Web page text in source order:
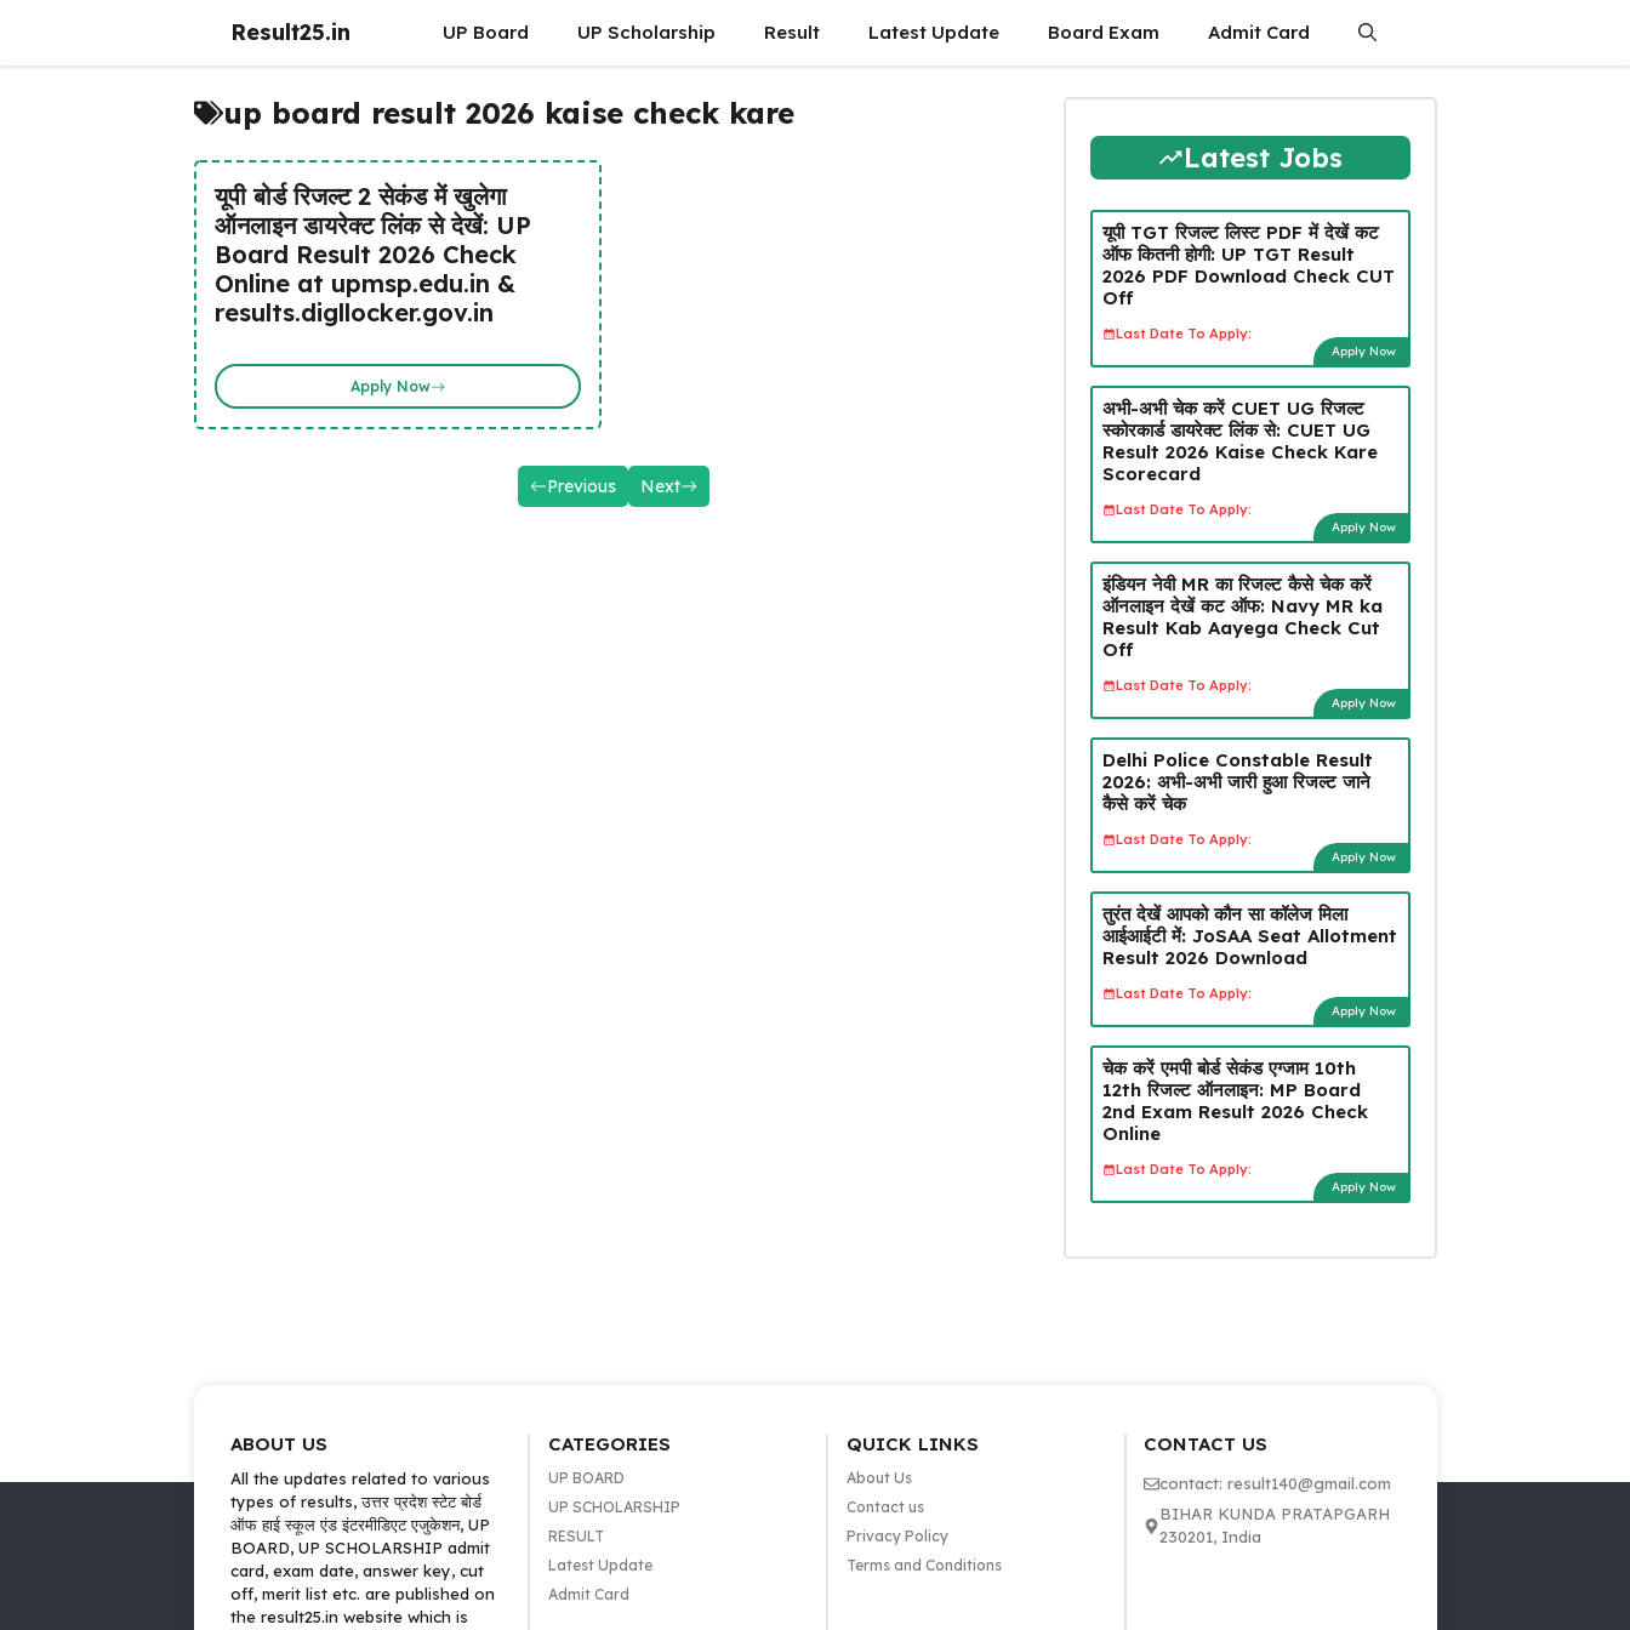
Result25.in UP Board UP Scholarship Result Latest Update Board Exam Admit Card
up board result 2026 kaise check kare
यूपी बोर्ड रिजल्ट 2 सेकंड में खुलेगा
ऑनलाइन डायरेक्ट लिंक से देखें: UP
Board Result 2026 Check
Online at upmsp.edu.in &
results.digllocker.gov.in
Apply Now
Previous Next
Latest Jobs
यूपी TGT रिजल्ट लिस्ट PDF में देखें कट
ऑफ कितनी होगी: UP TGT Result
2026 PDF Download Check CUT
Off
Last Date To Apply:
Apply Now
अभी-अभी चेक करें CUET UG रिजल्ट
स्कोरकार्ड डायरेक्ट लिंक से: CUET UG
Result 2026 Kaise Check Kare
Scorecard
Last Date To Apply:
Apply Now
इंडियन नेवी MR का रिजल्ट कैसे चेक करें
ऑनलाइन देखें कट ऑफ: Navy MR ka
Result Kab Aayega Check Cut
Off
Last Date To Apply:
Apply Now
Delhi Police Constable Result
2026: अभी-अभी जारी हुआ रिजल्ट जाने
कैसे करें चेक
Last Date To Apply:
Apply Now
तुरंत देखें आपको कौन सा कॉलेज मिला
आईआईटी में: JoSAA Seat Allotment
Result 2026 Download
Last Date To Apply:
Apply Now
चेक करें एमपी बोर्ड सेकंड एग्जाम 10th
12th रिजल्ट ऑनलाइन: MP Board
2nd Exam Result 2026 Check
Online
Last Date To Apply:
Apply Now
ABOUT US
All the updates related to various
types of results, उत्तर प्रदेश स्टेट बोर्ड
ऑफ हाई स्कूल एंड इंटरमीडिएट एजुकेशन, UP
BOARD, UP SCHOLARSHIP admit
card, exam date, answer key, cut
off, merit list etc. are published on
the result25.in website which is
CATEGORIES
UP BOARD
UP SCHOLARSHIP
RESULT
Latest Update
Admit Card
QUICK LINKS
About Us
Contact us
Privacy Policy
Terms and Conditions
CONTACT US
contact: result140@gmail.com
BIHAR KUNDA PRATAPGARH
230201, India